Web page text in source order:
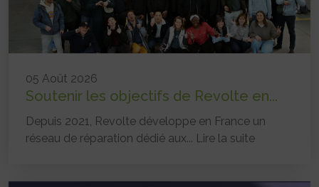
05 Août 2026
Soutenir les objectifs de Revolte en...
Depuis 2021, Revolte développe en France un
réseau de réparation dédié aux... Lire la suite